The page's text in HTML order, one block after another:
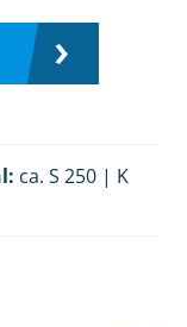
ca. S 250 | K